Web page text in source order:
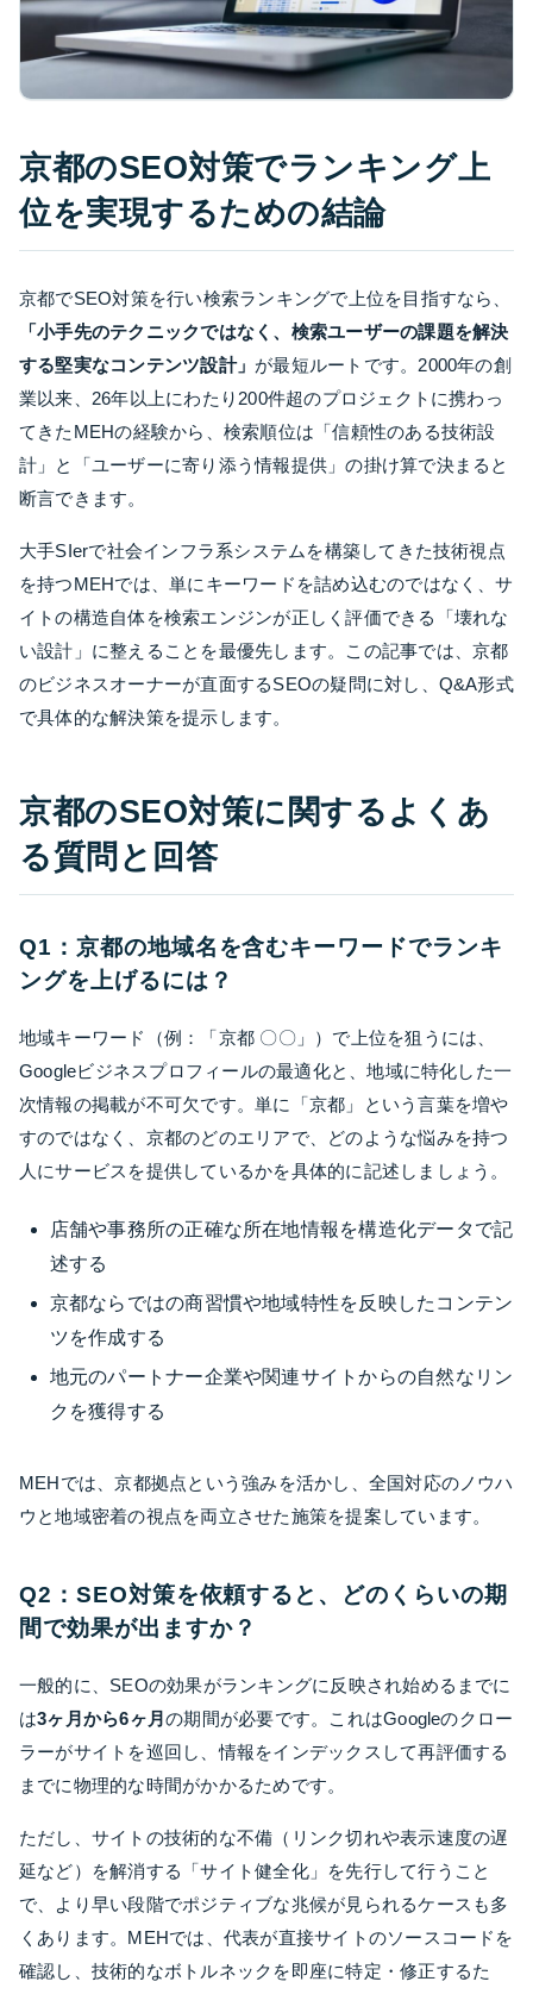
京都のSEO対策でランキング上
位を実現するための結論
京都でSEO対策を行い検索ランキングで上位を目指すなら、
「小手先のテクニックではなく、検索ユーザーの課題を解決
する堅実なコンテンツ設計」 が最短ルートです。2000年の創
業以来、26年以上にわたり200件超のプロジェクトに携わっ
てきたMEHの経験から、検索順位は「信頼性のある技術設
計」と「ユーザーに寄り添う情報提供」の掛け算で決まると
断言できます。
大手SIerで社会インフラ系システムを構築してきた技術視点
を持つMEHでは、単にキーワードを詰め込むのではなく、サ
イトの構造自体を検索エンジンが正しく評価できる「壊れな
い設計」に整えることを最優先します。この記事では、京都
のビジネスオーナーが直面するSEOの疑問に対し、Q&A形式
で具体的な解決策を提示します。
京都のSEO対策に関するよくあ
る質問と回答
Q1：京都の地域名を含むキーワードでランキ
ングを上げるには？
地域キーワード（例：「京都 〇〇」）で上位を狙うには、
Googleビジネスプロフィールの最適化と、地域に特化した一
次情報の掲載が不可欠です。単に「京都」という言葉を増や
すのではなく、京都のどのエリアで、どのような悩みを持つ
人にサービスを提供しているかを具体的に記述しましょう。
店舗や事務所の正確な所在地情報を構造化データで記
述する
京都ならではの商習慣や地域特性を反映したコンテン
ツを作成する
地元のパートナー企業や関連サイトからの自然なリン
クを獲得する
MEHでは、京都拠点という強みを活かし、全国対応のノウハ
ウと地域密着の視点を両立させた施策を提案しています。
Q2：SEO対策を依頼すると、どのくらいの期
間で効果が出ますか？
一般的に、SEOの効果がランキングに反映され始めるまでに
は3ヶ月から6ヶ月の期間が必要です。これはGoogleのクロー
ラーがサイトを巡回し、情報をインデックスして再評価する
までに物理的な時間がかかるためです。
ただし、サイトの技術的な不備（リンク切れや表示速度の遅
延など）を解消する「サイト健全化」を先行して行うこと
で、より早い段階でポジティブな兆候が見られるケースも多
くあります。MEHでは、代表が直接サイトのソースコードを
確認し、技術的なボトルネックを即座に特定・修正するた